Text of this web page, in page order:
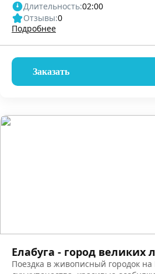
Длительность:02:00
Отзывы:0
Подробнее
Заказать
Елабуга - город великих
Поездка в живописный городок